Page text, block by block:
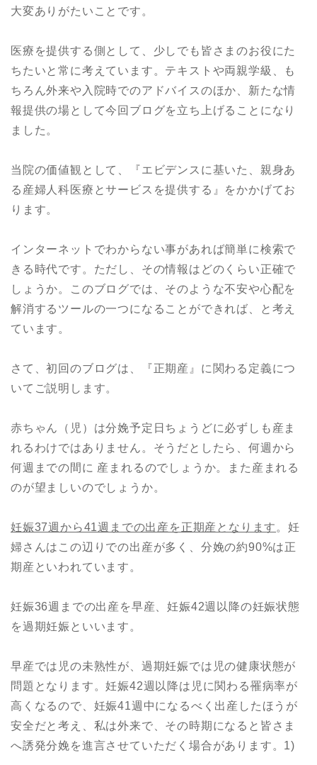
大変ありがたいことです。
医療を提供する側として、少しでも皆さまのお役にた
ちたいと常に考えています。テキストや両親学級、も
ちろん外来や入院時でのアドバイスのほか、新たな情
報提供の場として今回ブログを立ち上げることになり
ました。
当院の価値観として、『エビデンスに基いた、親身あ
る産婦人科医療とサービスを提供する』をかかげてお
ります。
インターネットでわからない事があれば簡単に検索で
きる時代です。ただし、その情報はどのくらい正確で
しょうか。このブログでは、そのような不安や心配を
解消するツールの一つになることができれば、と考え
ています。
さて、初回のブログは、『正期産』に関わる定義につ
いてご説明します。
赤ちゃん（児）は分娩予定日ちょうどに必ずしも産ま
れるわけではありません。そうだとしたら、何週から
何週までの間に 産まれるのでしょうか。また産まれる
のが望ましいのでしょうか。
妊娠37週から41週までの出産を正期産となります 。妊
婦さんはこの辺りでの出産が多く、分娩の約90%は正
期産といわれています。
妊娠36週までの出産を早産、妊娠42週以降の妊娠状態
を過期妊娠といいます。
早産では児の未熟性が、過期妊娠では児の健康状態が
問題となります。妊娠42週以降は児に関わる罹病率が
高くなるので、妊娠41週中になるべく出産したほうが
安全だと考え、私は外来で、その時期になると皆さま
へ誘発分娩を進言させていただく場合があります。1)